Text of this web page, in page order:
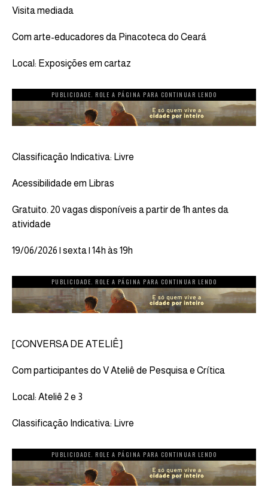
Visita mediada
Com arte-educadores da Pinacoteca do Ceará
Local: Exposições em cartaz
PUBLICIDADE. ROLE A PÁGINA PARA CONTINUAR LENDO
Classificação Indicativa: Livre
Acessibilidade em Libras
Gratuito. 20 vagas disponíveis a partir de 1h antes da
atividade
19/06/2026 | sexta | 14h às 19h
PUBLICIDADE. ROLE A PÁGINA PARA CONTINUAR LENDO
[CONVERSA DE ATELIÊ]
Com participantes do V Ateliê de Pesquisa e Crítica
Local: Ateliê 2 e 3
Classificação Indicativa: Livre
PUBLICIDADE. ROLE A PÁGINA PARA CONTINUAR LENDO